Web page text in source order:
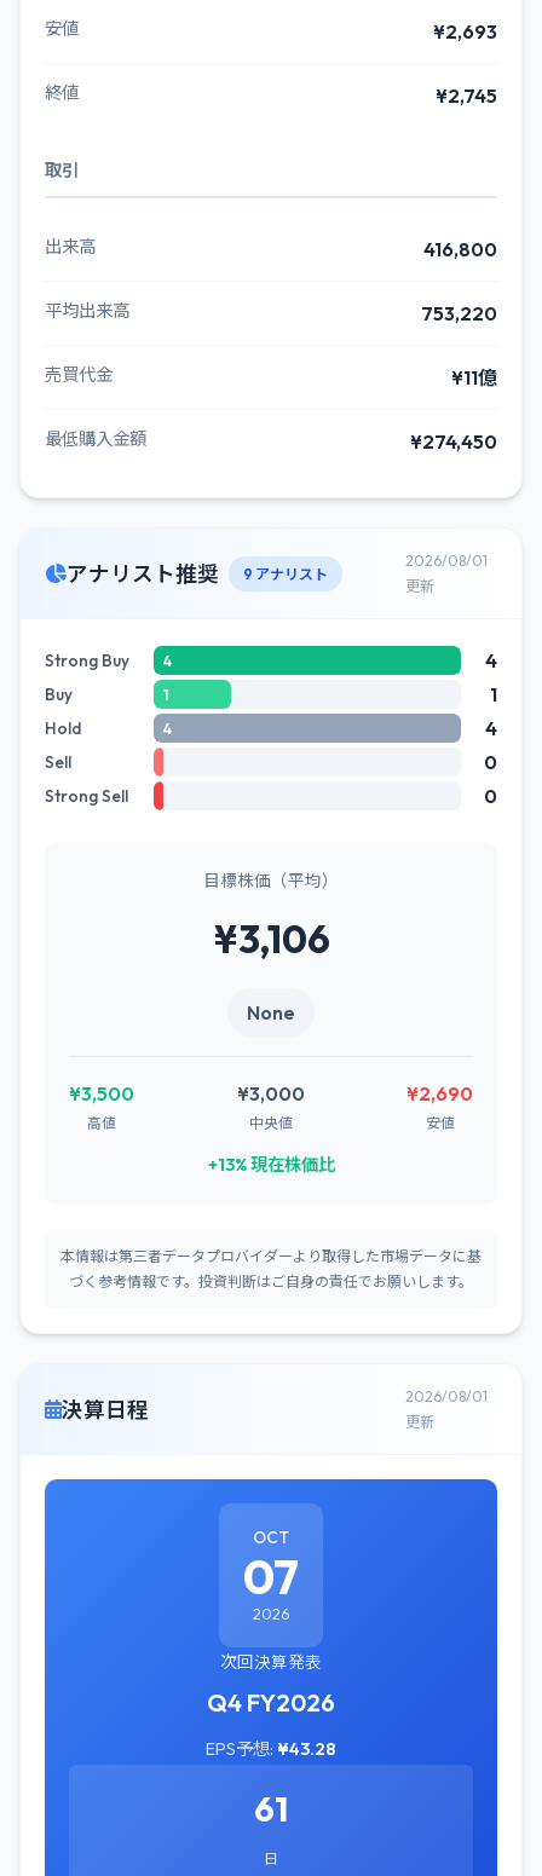
安値 ¥2,693
終値 ¥2,745
取引
出来高 416,800
平均出来高 753,220
売買代金 ¥11億
最低購入金額 ¥274,450
アナリスト推奨 9 アナリスト
2026/08/01
更新
Strong Buy 4 4
Buy 1 1
Hold 4 4
Sell 0
Strong Sell 0
目標株価（平均）
¥3,106
None
¥3,500
高値
¥3,000
中央値
¥2,690
安値
+13% 現在株価比
本情報は第三者データプロバイダーより取得した市場データに基
づく参考情報です。投資判断はご自身の責任でお願いします。
決算日程
2026/08/01
更新
OCT
07
2026
次回決算発表
Q4 FY2026
EPS予想: ¥43.28
61
日